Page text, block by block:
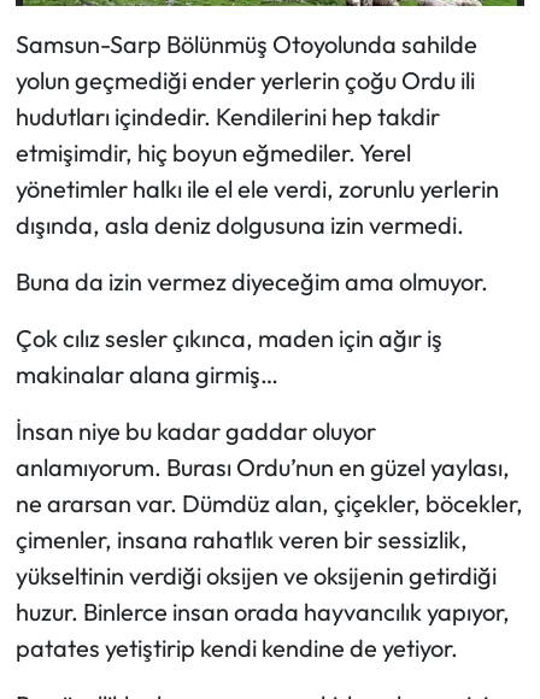
Samsun-Sarp Bölünmüş Otoyolunda sahilde
yolun geçmediği ender yerlerin çoğu Ordu ili
hudutları içindedir. Kendilerini hep takdir
etmişimdir, hiç boyun eğmediler. Yerel
yönetimler halkı ile el ele verdi, zorunlu yerlerin
dışında, asla deniz dolgusuna izin vermedi.
Buna da izin vermez diyeceğim ama olmuyor.
Çok cılız sesler çıkınca, maden için ağır iş
makinalar alana girmiş…
İnsan niye bu kadar gaddar oluyor
anlamıyorum. Burası Ordu’nun en güzel yaylası,
ne ararsan var. Dümdüz alan, çiçekler, böcekler,
çimenler, insana rahatlık veren bir sessizlik,
yükseltinin verdiği oksijen ve oksijenin getirdiği
huzur. Binlerce insan orada hayvancılık yapıyor,
patates yetiştirip kendi kendine de yetiyor.